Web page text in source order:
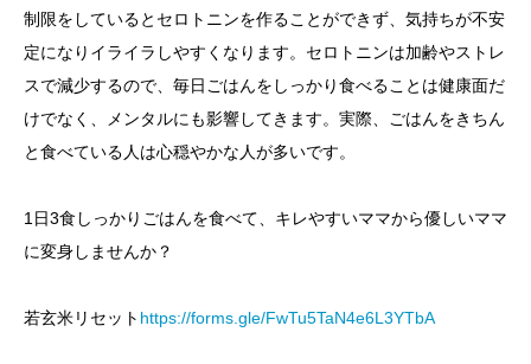
制限をしているとセロトニンを作ることができず、気持ちが不安
定になりイライラしやすくなります。セロトニンは加齢やストレ
スで減少するので、毎日ごはんをしっかり食べることは健康面だ
けでなく、メンタルにも影響してきます。実際、ごはんをきちん
と食べている人は心穏やかな人が多いです。
1日3食しっかりごはんを食べて、キレやすいママから優しいママ
に変身しませんか？
若玄米リセット https://forms.gle/FwTu5TaN4e6L3YTbA